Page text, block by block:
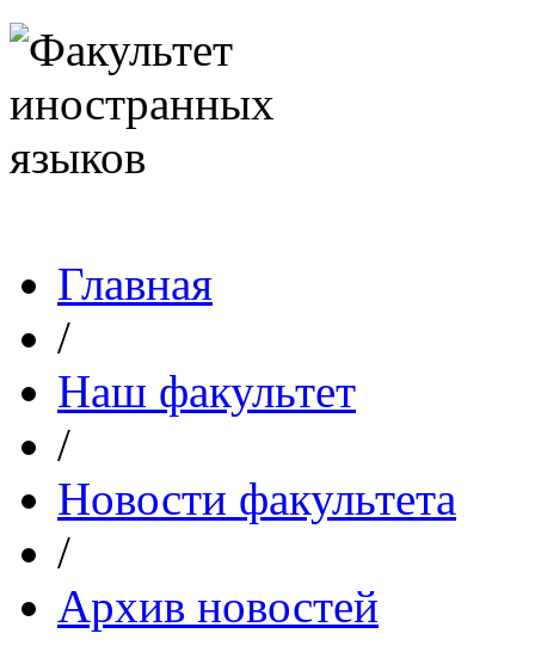
Главная
/
Наш факультет
/
Новости факультета
/
Архив новостей